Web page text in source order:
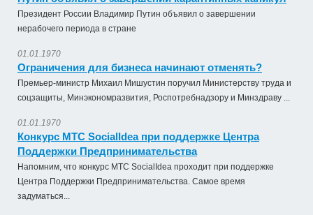
Президент России Владимир Путин объявил о завершении
нерабочего периода в стране
01.01.1970
Ограничения для бизнеса начинают отменять?
Премьер-министр Михаил Мишустин поручил Министерству труда и
соцзащиты, Минэкономразвития, Роспотребнадзору и Минздраву ...
01.01.1970
Конкурс МТС SocialIdea при поддержке Центра
Поддержки Предпринимательства
Напомним, что конкурс МТС SocialIdea проходит при поддержке
Центра Поддержки Предпринимательства. Самое время
задуматься...